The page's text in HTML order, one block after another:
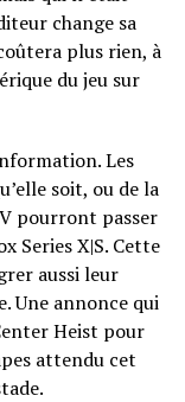
change sa
plus rien, à
du jeu sur
Les
soit, ou de la
pourront passer
Series X|S. Cette
aussi leur
Une annonce qui
Heist pour
attendu cet